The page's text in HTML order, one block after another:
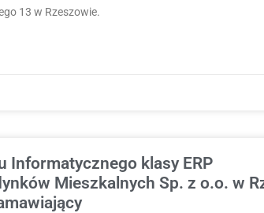
13 w Rzeszowie.
Informatycznego klasy ERP
Mieszkalnych Sp. z o.o. w